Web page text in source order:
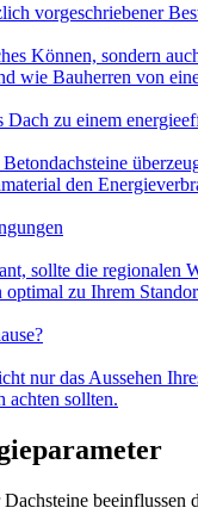
vorgeschriebener
Können, sondern
wie Bauherren von
zu einem
den
sollte die regionalen
zu Ihrem
nur das Aussehen
achten sollten.